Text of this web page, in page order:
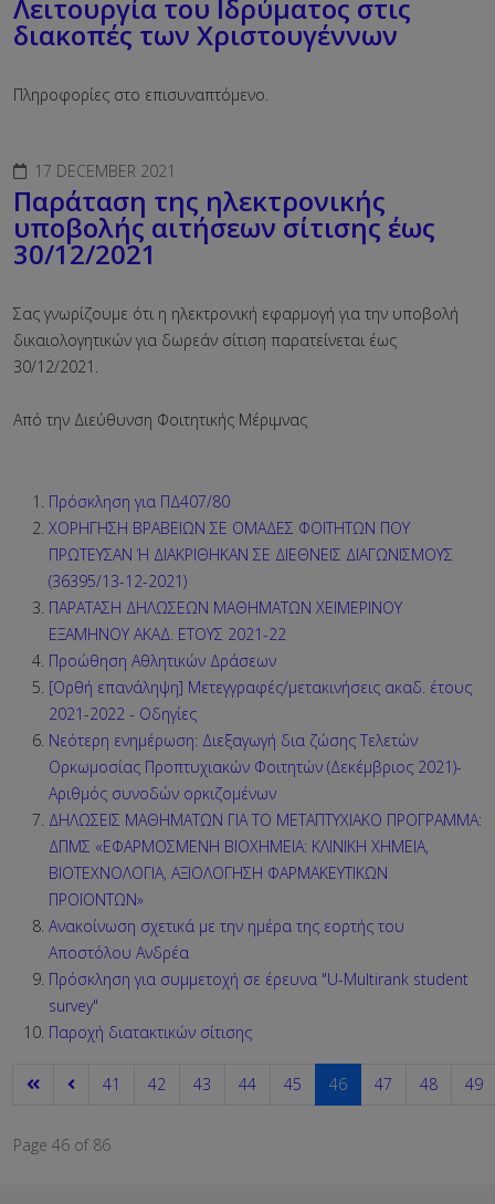
Λειτουργία του Ιδρύματος στις
διακοπές των Χριστουγέννων
Πληροφορίες στο επισυναπτόμενο.
17 DECEMBER 2021
Παράταση της ηλεκτρονικής
υποβολής αιτήσεων σίτισης έως
30/12/2021
Σας γνωρίζουμε ότι η ηλεκτρονική εφαρμογή για την υποβολή
δικαιολογητικών για δωρεάν σίτιση παρατείνεται έως
30/12/2021.
Από την Διεύθυνση Φοιτητικής Μέριμνας
Πρόσκληση για ΠΔ407/80
ΧΟΡΗΓΗΣΗ ΒΡΑΒΕΙΩΝ ΣΕ ΟΜΑΔΕΣ ΦΟΙΤΗΤΩΝ ΠΟΥ
ΠΡΩΤΕΥΣΑΝ Ή ΔΙΑΚΡΙΘΗΚΑΝ ΣΕ ΔΙΕΘΝΕΙΣ ΔΙΑΓΩΝΙΣΜΟΥΣ
(36395/13-12-2021)
ΠΑΡΑΤΑΣΗ ΔΗΛΩΣΕΩΝ ΜΑΘΗΜΑΤΩΝ ΧΕΙΜΕΡΙΝΟΥ
ΕΞΑΜΗΝΟΥ ΑΚΑΔ. ΕΤΟΥΣ 2021-22
Προώθηση Αθλητικών Δράσεων
[Ορθή επανάληψη] Μετεγγραφές/μετακινήσεις ακαδ. έτους
2021-2022 - Οδηγίες
Νεότερη ενημέρωση: Διεξαγωγή δια ζώσης Τελετών
Ορκωμοσίας Προπτυχιακών Φοιτητών (Δεκέμβριος 2021)-
Αριθμός συνοδών ορκιζομένων
ΔΗΛΩΣΕΙΣ ΜΑΘΗΜΑΤΩΝ ΓΙΑ ΤΟ ΜΕΤΑΠΤΥΧΙΑΚΟ ΠΡΟΓΡΑΜΜΑ:
ΔΠΜΣ «ΕΦΑΡMΟΣΜΕΝΗ ΒΙΟΧΗΜΕΙΑ: ΚΛΙΝΙΚΗ ΧΗΜΕΙΑ,
ΒΙΟΤΕΧΝΟΛΟΓΙΑ, ΑΞΙΟΛΟΓΗΣΗ ΦΑΡΜΑΚΕΥΤΙΚΩΝ
ΠΡΟΪΟΝΤΩΝ»
Ανακοίνωση σχετικά με την ημέρα της εορτής του
Αποστόλου Ανδρέα
Πρόσκληση για συμμετοχή σε έρευνα "U-Multirank student
survey"
Παροχή διατακτικών σίτισης
41 42 43 44 45 46 47 48 49
Page 46 of 86